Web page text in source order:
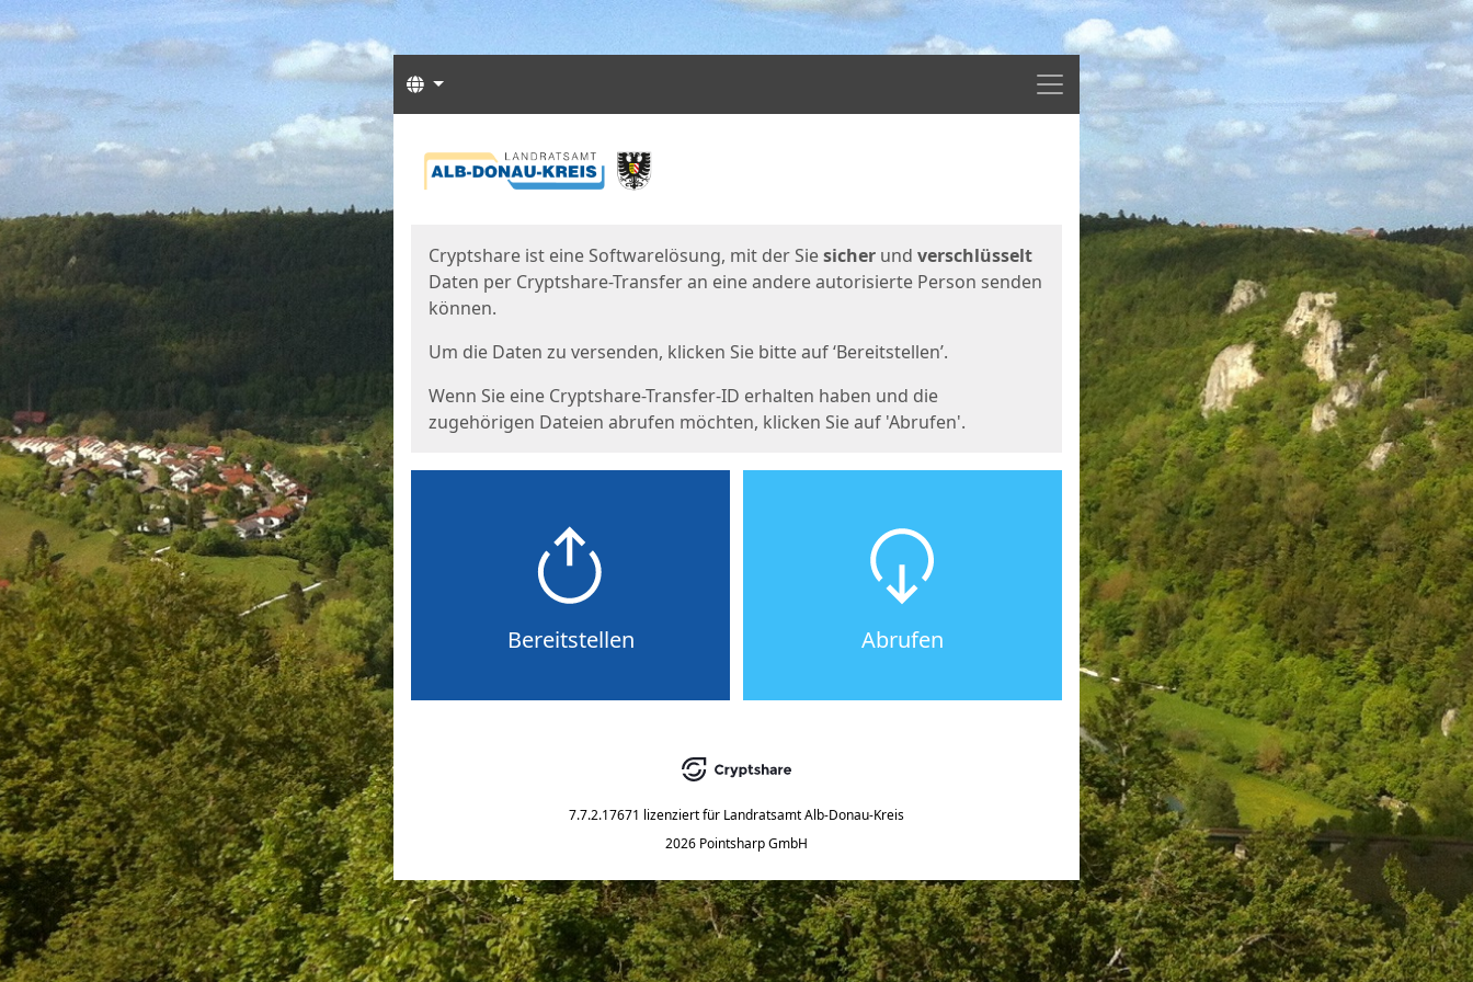
Menü
Sprachen
Cryptshare ist eine Softwarelösung, mit der Siesicher und verschlüsselt
Daten per Cryptshare-Transfer an eine andere autorisierte Person senden
können.
Um die Daten zu versenden, klicken Sie bitte auf ‘Bereitstellen’.
Wenn Sie eine Cryptshare-Transfer-ID erhalten haben und die
zugehörigen Dateien abrufen möchten, klicken Sie auf 'Abrufen'.
Bereitstellen Abrufen
7.7.2.17671 lizenziert für Landratsamt Alb-Donau-Kreis
2026 Pointsharp GmbH